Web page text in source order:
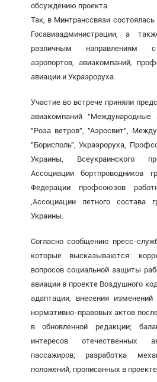
обсуждению проекта.
Так, в Минтранссвязи
Госавиаадминистрации, а
различным направлениям с
аэропортов, авиакомпаний,
авиации и Украэроруха.
Участие во встрече приняли
авиакомпаний "Международные
"Роза ветров", "Аэросвит",
"Борисполь", Украэроруха,
Украины, Всеукраинского
Ассоциации бортпроводников
Федерации профсоюзов
,Ассоциации летного состава
Украины.
Согласно сообщению пресс-
которые высказываются:
вопросов социальной защиты
авиации в проекте Воздушного
адаптации, внесения
нормативно-правовых актов
в обновленной редакции;
интересов отечественных
пассажиров; разработка
положений, прописанных в